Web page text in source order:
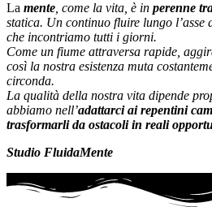
La mente , come la vita, è in perenne
statica. Un continuo fluire lungo l’asse
che incontriamo tutti i giorni.
Come un fiume attraversa rapide,
così la nostra esistenza muta
circonda.
La qualità della nostra vita dipende
abbiamo nell’adattarci ai repentini
trasformarli da ostacoli in reali
Studio FluidaMente